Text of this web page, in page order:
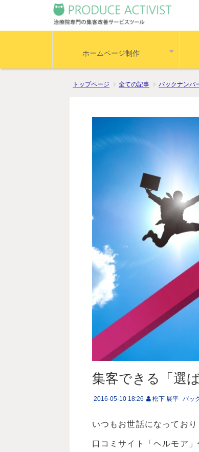
ホームページ制作
トップページ 全ての記事 バックナンバ
集客できる「選
2016-05-10 18:26 松下 展平 バッ
いつもお世話になっており
口コミサイト「ヘルモア」